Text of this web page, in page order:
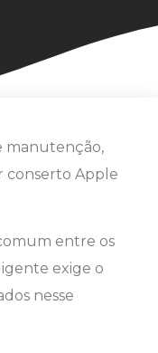
manutenção,
conserto Apple
entre os
exige o
nesse